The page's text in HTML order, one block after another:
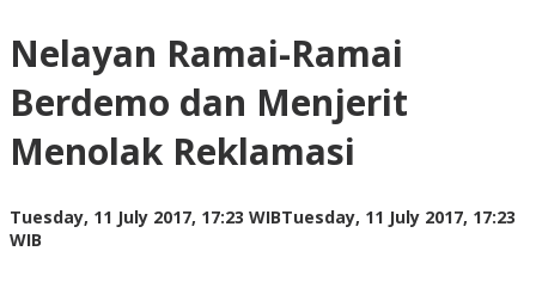
Nelayan Ramai-Ramai
Berdemo dan Menjerit
Menolak Reklamasi
Tuesday, 11 July 2017, 17:23 WIBTuesday, 11 July 2017, 17:23
WIB